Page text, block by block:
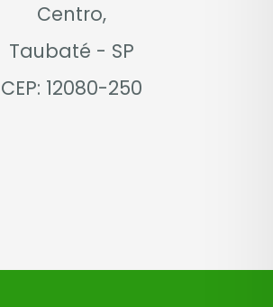
Centro,
Taubaté - SP
CEP: 12080-250